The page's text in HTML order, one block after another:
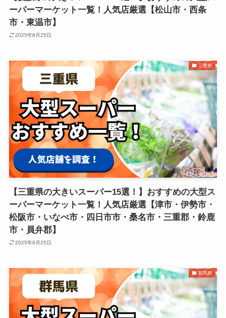
ーパーマーケット一覧！人気店厳選【松山市・西条
市・東温市】
2025年8月25日
三重県
【三重県の大きいスーパー15選！】おすすめの大型ス
ーパーマーケット一覧！人気店厳選【津市・伊勢市・
松阪市・いなべ市・四日市市・桑名市・三重郡・鈴鹿
市・員弁郡】
2025年8月25日
群馬県